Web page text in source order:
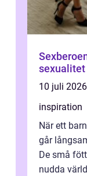
10 juli 2026
inspiration
När ett
går
De små
nudda